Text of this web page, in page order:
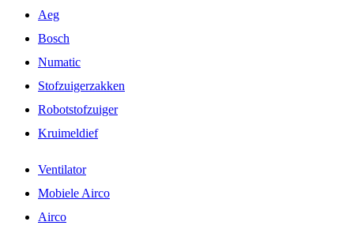
Aeg
Bosch
Numatic
Stofzuigerzakken
Robotstofzuiger
Kruimeldief
Ventilator
Mobiele Airco
Airco